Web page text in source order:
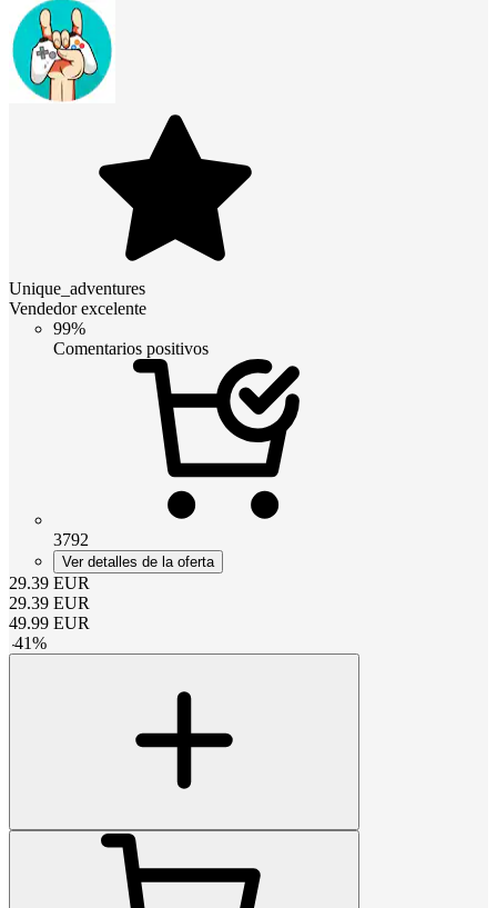
Unique_adventures
Vendedor excelente
99%
Comentarios positivos
3792
Ver detalles de la oferta
29.39 EUR
29.39 EUR
49.99 EUR
-41%